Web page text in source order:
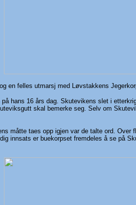
en felles utmarsj med Løvstakkens
hans 16 års dag. Skutevikens slet i
skal bemerke seg. Selv om
måtte taes opp igjen var de talte ord.
innsats er buekorpset fremdeles å se på